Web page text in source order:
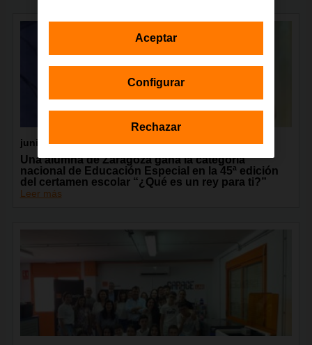
junio 2026
Una alumna de Zaragoza gana la categoría
nacional de Educación Especial en la 45ª edición
del certamen escolar “¿Qué es un rey para ti?”
Leer más
Configurar
Rechazar
Aceptar